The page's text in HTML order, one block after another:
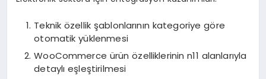
Teknik özellik şablonlarının kategoriye göre
otomatik yüklenmesi
WooCommerce ürün özelliklerinin n11 alanlarıyla
detaylı eşleştirilmesi